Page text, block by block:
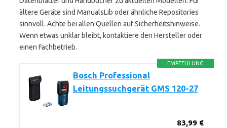
ältere Geräte sind ManualsLib oder ähnliche Repositories
sinnvoll. Achte bei allen Quellen auf Sicherheitshinweise.
Wenn etwas unklar bleibt, kontaktiere den Hersteller oder
einen Fachbetrieb.
EMPFEHLUNG
Bosch Professional
Leitungssuchgerät GMS 120-27
83,99 €